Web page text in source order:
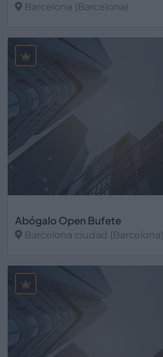
Barcelona (Barcelona)
Abógalo Open Bufete
Barcelona ciudad (Barcelona)